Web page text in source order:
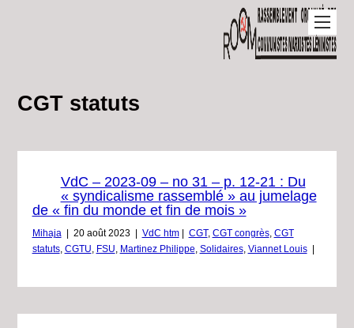
CGT statuts
VdC – 2023-09 – no 31 – p. 12-21 : Du
« syndicalisme rassemblé » au jumelage
de « fin du monde et fin de mois »
Mihaja 20 août 2023 VdC htm CGT, CGT congrès, CGT
statuts, CGTU FSU Martinez Philippe Solidaires, Viannet Louis